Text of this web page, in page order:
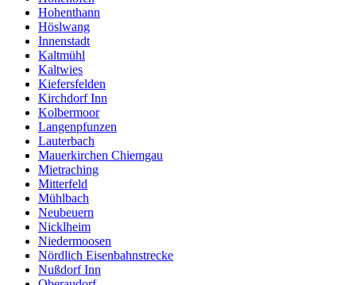
Hohenthann
Höslwang
Innenstadt
Kaltmühl
Kaltwies
Kiefersfelden
Kirchdorf Inn
Kolbermoor
Langenpfunzen
Lauterbach
Mauerkirchen Chiemgau
Mietraching
Mitterfeld
Mühlbach
Neubeuern
Nicklheim
Niedermoosen
Nördlich Eisenbahnstrecke
Nußdorf Inn